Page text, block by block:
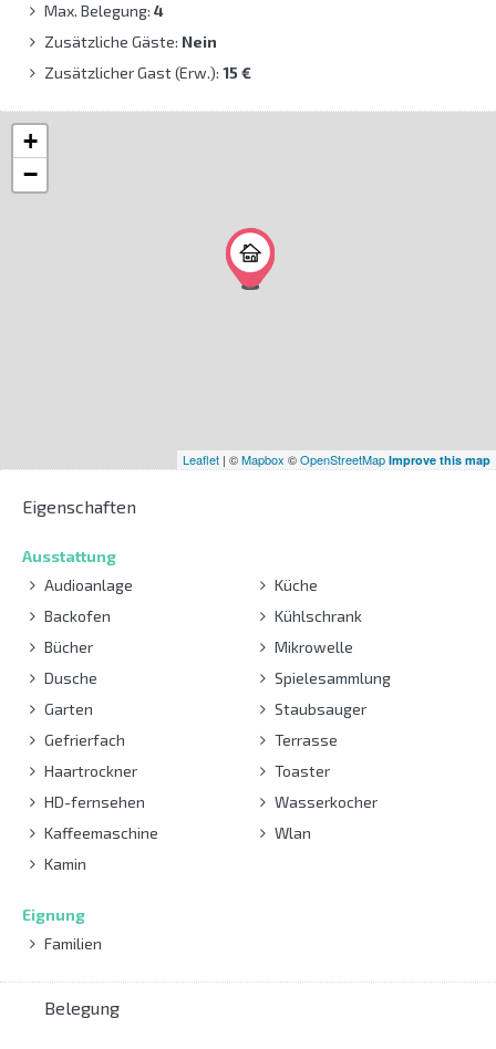
Max. Belegung: 4
Zusätzliche Gäste: Nein
Zusätzlicher Gast (Erw.): 15 €
+
−
Leaflet | ©Mapbox ©OpenStreetMap Improve this map
Eigenschaften
Ausstattung
Audioanlage
Backofen
Bücher
Dusche
Garten
Gefrierfach
Haartrockner
HD-fernsehen
Kaffeemaschine
Kamin
Küche
Kühlschrank
Mikrowelle
Spielesammlung
Staubsauger
Terrasse
Toaster
Wasserkocher
Wlan
Eignung
Familien
Belegung